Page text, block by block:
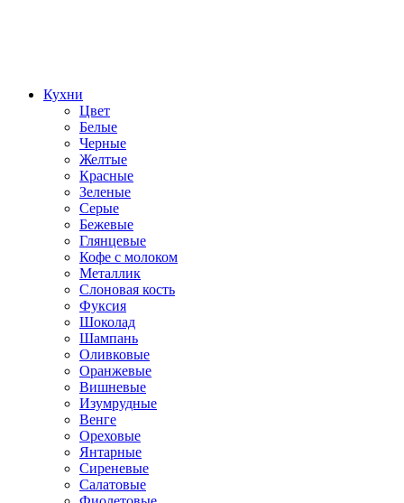
Кухни
Цвет
Белые
Черные
Желтые
Красные
Зеленые
Серые
Бежевые
Глянцевые
Кофе с молоком
Металлик
Слоновая кость
Фуксия
Шоколад
Шампань
Оливковые
Оранжевые
Вишневые
Изумрудные
Венге
Ореховые
Янтарные
Сиреневые
Салатовые